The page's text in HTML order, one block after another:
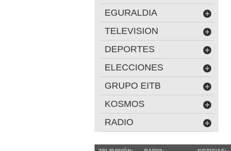
EGURALDIA
TELEVISION
DEPORTES
ELECCIONES
GRUPO EITB
KOSMOS
RADIO